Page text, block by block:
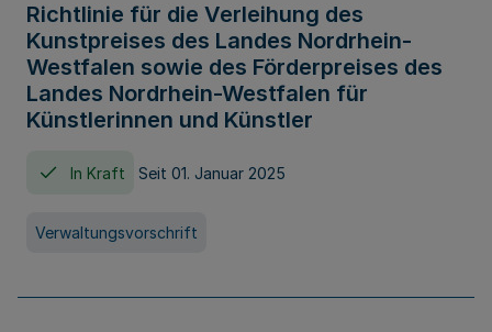
Richtlinie für die Verleihung des
Kunstpreises des Landes Nordrhein-
Westfalen sowie des Förderpreises des
Landes Nordrhein-Westfalen für
Künstlerinnen und Künstler
In Kraft Seit 01. Januar 2025
Verwaltungsvorschrift